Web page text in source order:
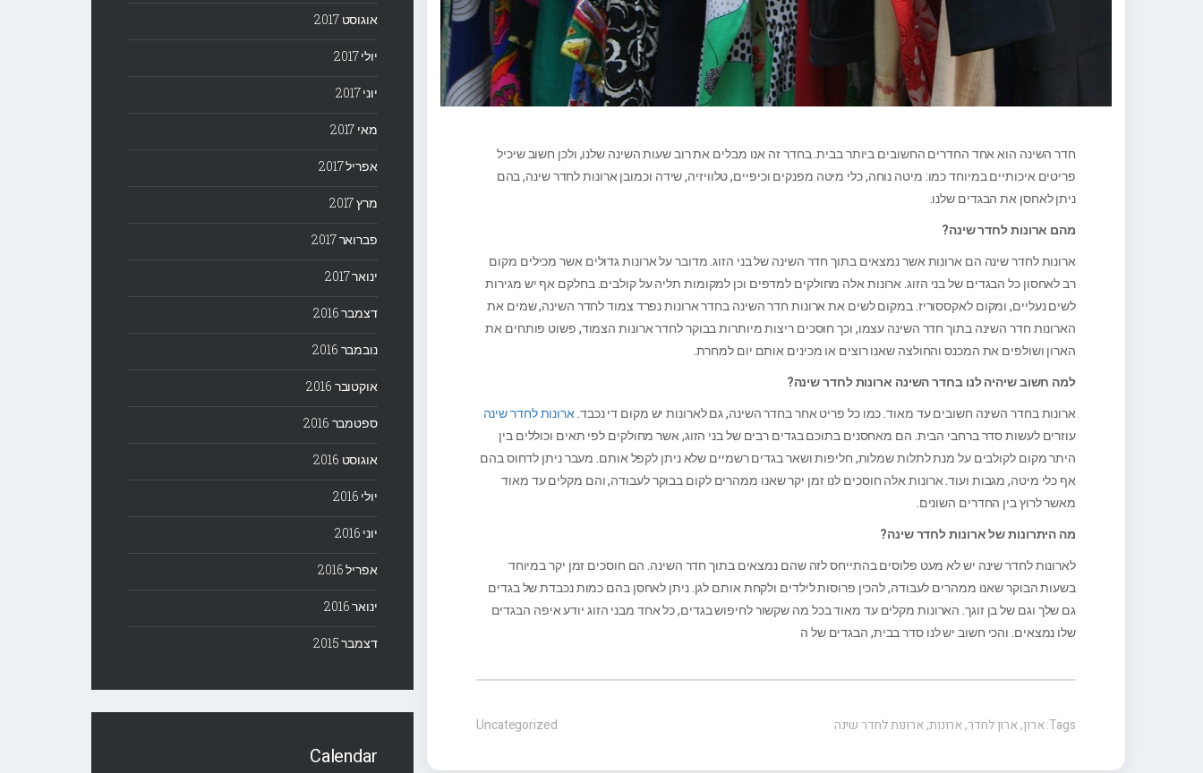
חדר השינה הוא אחד החדרים החשובים ביותר בבית. בחדר זה אנו מבלים את רוב שעות השינה שלנו, ולכן חשוב שיכיל
פריטים איכותיים במיוחד כמו: מיטה נוחה, כלי מיטה מפנקים וכיפיים, טלוויזיה, שידה וכמובן ארונות לחדר שינה, בהם
ניתן לאחסן את הבגדים שלנו.
מהם ארונות לחדר שינה?
ארונות לחדר שינה הם ארונות אשר נמצאים בתוך חדר השינה של בני הזוג. מדובר על ארונות גדולים אשר מכילים מקום
רב לאחסון כל הבגדים של בני הזוג. ארונות אלה מחולקים למדפים וכן למקומות תליה על קולבים. בחלקם אף יש מגירות
לשים נעליים, ומקום לאקססוריז. במקום לשים את ארונות חדר השינה בחדר ארונות נפרד צמוד לחדר השינה, שמים את
הארונות חדר השינה בתוך חדר השינה עצמו, וכך חוסכים ריצות מיותרות בבוקר לחדר ארונות הצמוד, פשוט פותחים את
הארון ושולפים את המכנס והחולצה שאנו רוצים או מכינים אותם יום למחרת.
למה חשוב שיהיה לנו בחדר השינה ארונות לחדר שינה?
ארונות בחדר השינה חשובים עד מאוד. כמו כל פריט אחר בחדר השינה, גם לארונות יש מקום די נכבד.ארונות לחדר שינה
עוזרים לעשות סדר ברחבי הבית. הם מאחסנים בתוכם בגדים רבים של בני הזוג, אשר מחולקים לפי תאים וכוללים בין
היתר מקום לקולבים על מנת לתלות שמלות, חליפות ושאר בגדים רשמיים שלא ניתן לקפל אותם. מעבר ניתן לדחוס בהם
אף כלי מיטה, מגבות ועוד. ארונות אלה חוסכים לנו זמן יקר שאנו ממהרים לקום בבוקר לעבודה, והם מקלים עד מאוד
מאשר לרוץ בין החדרים השונים.
מה היתרונות של ארונות לחדר שינה?
לארונות לחדר שינה יש לא מעט פלוסים בהתייחס לזה שהם נמצאים בתוך חדר השינה. הם חוסכים זמן יקר במיוחד
בשעות הבוקר שאנו ממהרים לעבודה, להכין פרוסות לילדים ולקחת אותם לגן. ניתן לאחסן בהם כמות נכבדת של בגדים
גם שלך וגם של בן זוגך. הארונות מקלים עד מאוד בכל מה שקשור לחיפוש בגדים, כל אחד מבני הזוג יודע איפה הבגדים
שלו נמצאים. והכי חשוב יש לנו סדר בבית, הבגדים של ה
Uncategorized Tags: ארון,ארון לחדר,ארונות,ארונות לחדר שינה
אוגוסט 2017
יולי 2017
יוני 2017
מאי 2017
אפריל 2017
מרץ 2017
פברואר 2017
ינואר 2017
דצמבר 2016
נובמבר 2016
אוקטובר 2016
ספטמבר 2016
אוגוסט 2016
יולי 2016
יוני 2016
אפריל 2016
ינואר 2016
דצמבר 2015
Calendar